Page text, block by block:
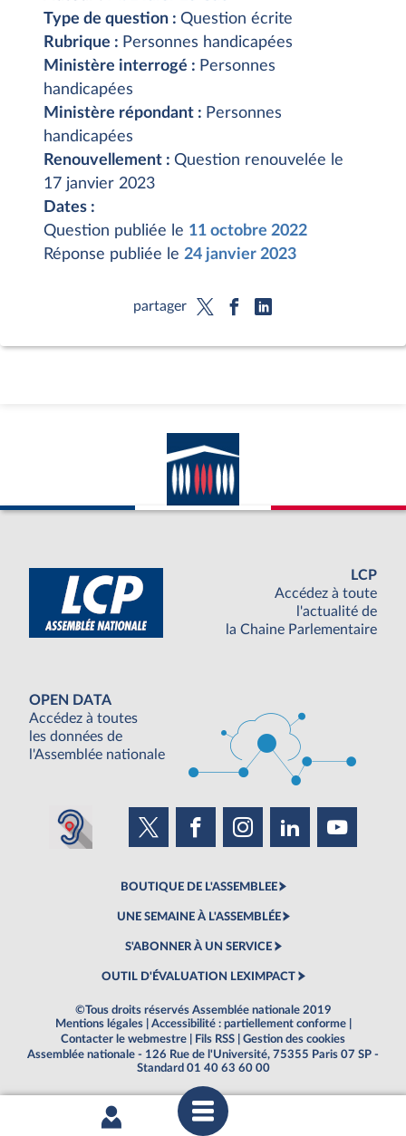
Type de question : Question écrite
Rubrique : Personnes handicapées
Ministère interrogé : Personnes
handicapées
Ministère répondant : Personnes
handicapées
Renouvellement : Question renouvelée le
17 janvier 2023
Dates :
Question publiée le 11 octobre 2022
Réponse publiée le 24 janvier 2023
partager
LCP
Accédez à toute
l'actualité de
la Chaine Parlementaire
OPEN DATA
Accédez à toutes
les données de
l'Assemblée nationale
BOUTIQUE DE L'ASSEMBLEE
UNE SEMAINE À L'ASSEMBLÉE
S'ABONNER À UN SERVICE
OUTIL D'ÉVALUATION LEXIMPACT
©Tous droits réservés Assemblée nationale 2019
Mentions légales
Accessibilité : partiellement conforme
Contacter le webmestre
Fils RSS
Gestion des cookies
Assemblée nationale - 126 Rue de l'Université, 75355 Paris 07 SP -
Standard 01 40 63 60 00